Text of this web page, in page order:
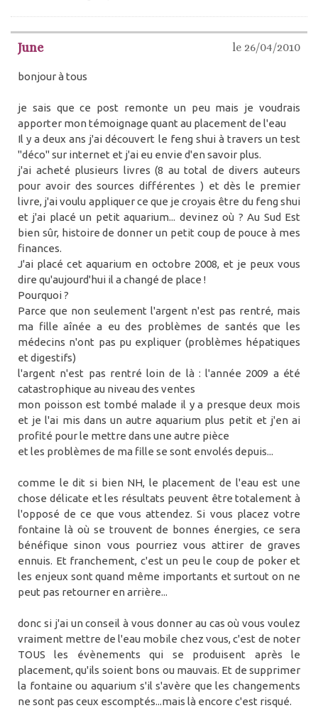
June le 26/04/2010
bonjour à tous
je sais que ce post remonte un peu mais je voudrais
apporter mon témoignage quant au placement de l'eau
Il y a deux ans j'ai découvert le feng shui à travers un test
"déco" sur internet et j'ai eu envie d'en savoir plus.
j'ai acheté plusieurs livres (8 au total de divers auteurs
pour avoir des sources différentes ) et dès le premier
livre, j'ai voulu appliquer ce que je croyais être du feng shui
et j'ai placé un petit aquarium... devinez où ? Au Sud Est
bien sûr, histoire de donner un petit coup de pouce à mes
finances.
J'ai placé cet aquarium en octobre 2008, et je peux vous
dire qu'aujourd'hui il a changé de place !
Pourquoi ?
Parce que non seulement l'argent n'est pas rentré, mais
ma fille aînée a eu des problèmes de santés que les
médecins n'ont pas pu expliquer (problèmes hépatiques
et digestifs)
l'argent n'est pas rentré loin de là : l'année 2009 a été
catastrophique au niveau des ventes
mon poisson est tombé malade il y a presque deux mois
et je l'ai mis dans un autre aquarium plus petit et j'en ai
profité pour le mettre dans une autre pièce
et les problèmes de ma fille se sont envolés depuis...
comme le dit si bien NH, le placement de l'eau est une
chose délicate et les résultats peuvent être totalement à
l'opposé de ce que vous attendez. Si vous placez votre
fontaine là où se trouvent de bonnes énergies, ce sera
bénéfique sinon vous pourriez vous attirer de graves
ennuis. Et franchement, c'est un peu le coup de poker et
les enjeux sont quand même importants et surtout on ne
peut pas retourner en arrière...
donc si j'ai un conseil à vous donner au cas où vous voulez
vraiment mettre de l'eau mobile chez vous, c'est de noter
TOUS les évènements qui se produisent après le
placement, qu'ils soient bons ou mauvais. Et de supprimer
la fontaine ou aquarium s'il s'avère que les changements
ne sont pas ceux escomptés...mais là encore c'est risqué.